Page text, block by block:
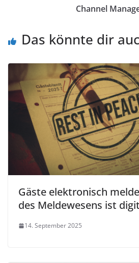
Channel
Das könnte dir
Gäste elektronisch
des Meldewesens ist
14. September 2025